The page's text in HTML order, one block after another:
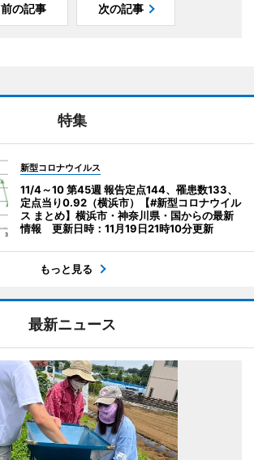
前の記事 次の記事
特集
新型コロナウイルス
11/4～10 第45週 報告定点144、罹患数133、
定点当り0.92（横浜市）【#新型コロナウイル
ス まとめ】横浜市・神奈川県・国からの最新
情報 更新日時：11月19日21時10分更新
もっと見る
最新ニュース